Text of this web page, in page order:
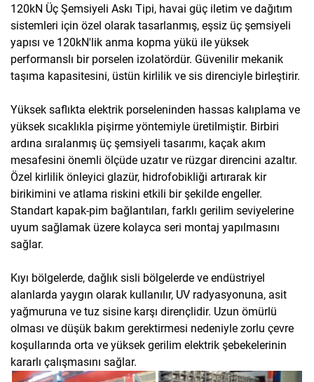
120kN Üç Şemsiyeli Askı Tipi, havai güç iletim ve dağıtım
sistemleri için özel olarak tasarlanmış, eşsiz üç şemsiyeli
yapısı ve 120kN'lik anma kopma yükü ile yüksek
performanslı bir porselen izolatördür. Güvenilir mekanik
taşıma kapasitesini, üstün kirlilik ve sis direnciyle birleştirir.
Yüksek saflıkta elektrik porseleninden hassas kalıplama ve
yüksek sıcaklıkla pişirme yöntemiyle üretilmiştir. Birbiri
ardına sıralanmış üç şemsiyeli tasarımı, kaçak akım
mesafesini önemli ölçüde uzatır ve rüzgar direncini azaltır.
Özel kirlilik önleyici glazür, hidrofobikliği artırarak kir
birikimini ve atlama riskini etkili bir şekilde engeller.
Standart kapak-pim bağlantıları, farklı gerilim seviyelerine
uyum sağlamak üzere kolayca seri montaj yapılmasını
sağlar.
Kıyı bölgelerde, dağlık sisli bölgelerde ve endüstriyel
alanlarda yaygın olarak kullanılır, UV radyasyonuna, asit
yağmuruna ve tuz sisine karşı dirençlidir. Uzun ömürlü
olması ve düşük bakım gerektirmesi nedeniyle zorlu çevre
koşullarında orta ve yüksek gerilim elektrik şebekelerinin
kararlı çalışmasını sağlar.